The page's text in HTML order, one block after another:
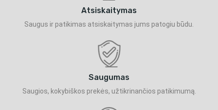
Atsiskaitymas
Saugus ir patikimas atsiskaitymas jums patogiu būdu.
Saugumas
Saugios, kokybiškos prekės, užtikrinančios patikimumą.